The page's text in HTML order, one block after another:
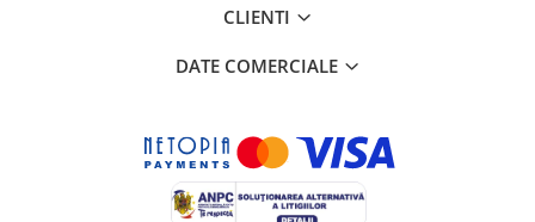
Audio HI-FI & Profesionale
Camere video si sport
CLIENTI
DATE COMERCIALE